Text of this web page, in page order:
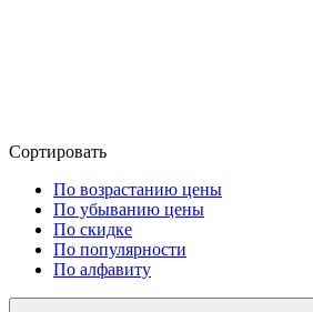
Сортировать
По возрастанию цены
По убыванию цены
По скидке
По популярности
По алфавиту